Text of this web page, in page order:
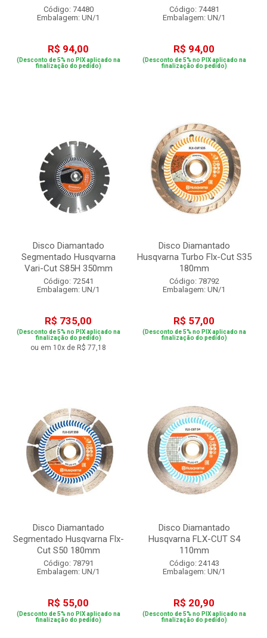
Código: 74480
Embalagem: UN/1
R$ 94,00
(Desconto de 5% no PIX aplicado na
finalização do pedido)
Código: 74481
Embalagem: UN/1
R$ 94,00
(Desconto de 5% no PIX aplicado na
finalização do pedido)
Disco Diamantado
Segmentado Husqvarna
Vari-Cut S85H 350mm
Código: 72541
Embalagem: UN/1
R$ 735,00
(Desconto de 5% no PIX aplicado na
finalização do pedido)
ou em 10x de R$ 77,18
Disco Diamantado
Husqvarna Turbo Flx-Cut S35
180mm
Código: 78792
Embalagem: UN/1
R$ 57,00
(Desconto de 5% no PIX aplicado na
finalização do pedido)
Disco Diamantado
Segmentado Husqvarna Flx-
Cut S50 180mm
Código: 78791
Embalagem: UN/1
R$ 55,00
(Desconto de 5% no PIX aplicado na
finalização do pedido)
Disco Diamantado
Husqvarna FLX-CUT S4
110mm
Código: 24143
Embalagem: UN/1
R$ 20,90
(Desconto de 5% no PIX aplicado na
finalização do pedido)